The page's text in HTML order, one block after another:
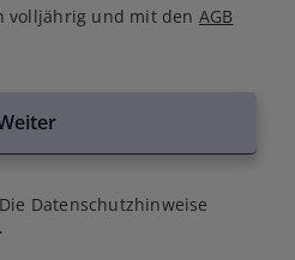
volljährig und mit den AGB
Datenschutzhinweise